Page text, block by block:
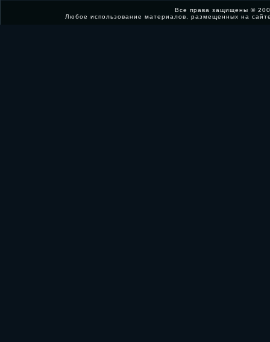
Все права защищены ©
Любое использование материалов, размещенных на